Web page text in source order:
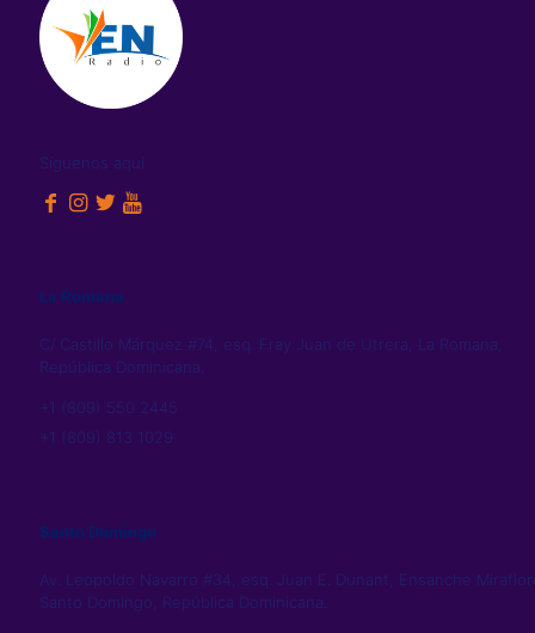
Síguenos aquí
La Romana
C/ Castillo Márquez #74, esq. Fray Juan de Utrera, La Romana,
República Dominicana.
+1 (809) 550 2445
+1 (809) 813 1029
Santo Domingo
Av. Leopoldo Navarro #34, esq. Juan E. Dunant, Ensanche
Santo Domingo, República Dominicana.